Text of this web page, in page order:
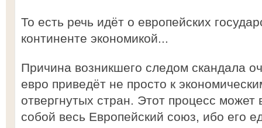
То есть речь идёт о европейских
континенте экономикой...
Причина возникшего следом скандала
евро приведёт не просто к
отвергнутых стран. Этот процесс
собой весь Европейский союз, ибо его